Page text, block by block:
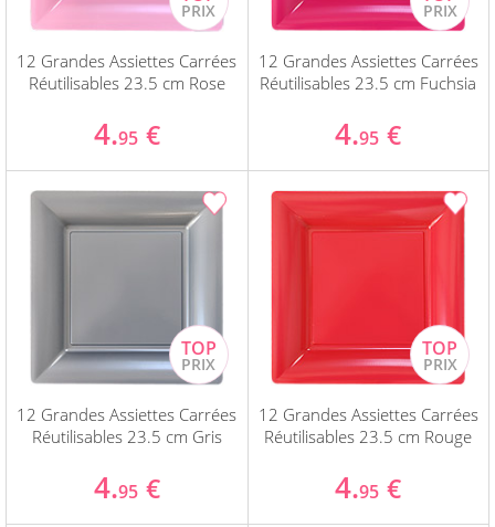
12 Grandes Assiettes Carrées
Réutilisables 23.5 cm Rose
4.95 €
12 Grandes Assiettes Carrées
Réutilisables 23.5 cm Fuchsia
4.95 €
12 Grandes Assiettes Carrées
Réutilisables 23.5 cm Gris
4.95 €
12 Grandes Assiettes Carrées
Réutilisables 23.5 cm Rouge
4.95 €